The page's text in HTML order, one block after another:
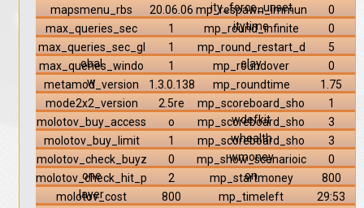
mapsmenu_rbs
20.06.06
max_queries_sec
1
max_queries_sec_gl
obal
1
max_queries_windo
w
1
metamod_version
1.3.0.138
mode2x2_version
2.5re
molotov_buy_access
o
molotov_buy_limit
1
molotov_check_buyz
one
0
molotov_check_hit_p
layer
2
molotov_cost
800
ity_force_unset
mp_respawn_immun
itytime
0
mp_round_infinite
0
mp_round_restart_d
elay
5
mp_roundover
0
mp_roundtime
1.75
mp_scoreboard_sho
wdefkit
1
mp_scoreboard_sho
whealth
3
mp_scoreboard_sho
wmoney
3
mp_show_scenarioic
on
0
mp_startmoney
800
mp_timeleft
29:53